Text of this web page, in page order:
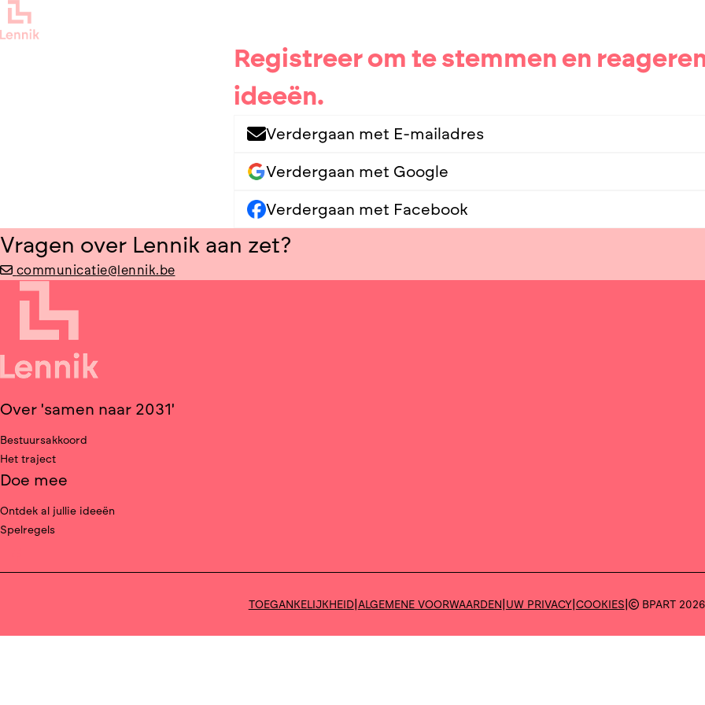
Registreer om te stemmen en
ideeën.
Verdergaan met E-mailadres
Verdergaan met Google
Verdergaan met Facebook
Vragen over Lennik aan zet?
communicatie@lennik.be
Over 'samen naar 2031'
Bestuursakkoord
Het traject
Doe mee
Ontdek al jullie ideeën
Spelregels
Deel op facebook
TOEGANKELIJKHEID| ALGEMENE VOORWAARDEN UW PRIVACY| COOKIES BPART 2026